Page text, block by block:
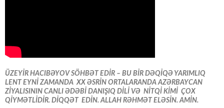
ÜZEYİR HACIBƏYOV SÖHBƏT EDİR – BU BİR DƏQİQƏ YARIMLIQ
LENT EYNİ ZAMANDA XX ƏSRİN ORTALARANDA AZƏRBAYCAN
ZİYALISININ CANLI ƏDƏBİ DANIŞIQ DİLİ VƏ NİTQİ KİMİ ÇOX
QİYMƏTLİDİR. DİQQƏT EDİN. ALLAH RƏHMƏT ELƏSİN. AMİN.